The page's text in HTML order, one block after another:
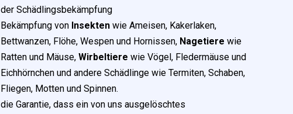
der Schädlingsbekämpfung
Bekämpfung von Insektenwie Ameisen, Kakerlaken,
Bettwanzen, Flöhe, Wespen und Hornissen, Nagetiere wie
Ratten und Mäuse, Wirbeltiere wie Vögel, Fledermäuse und
Eichhörnchen und andere Schädlinge wie Termiten, Schaben,
Fliegen, Motten und Spinnen.
die Garantie, dass ein von uns ausgelöschtes